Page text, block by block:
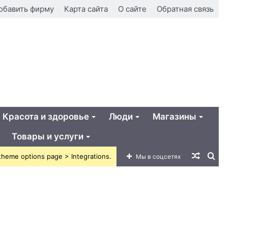
фирму Карта сайта О сайте Обратная связь
Красота и здоровье Люди
Магазины
Товары и услуги
Искать
Случайная
Мы в соцсетях
options page > Integrations.